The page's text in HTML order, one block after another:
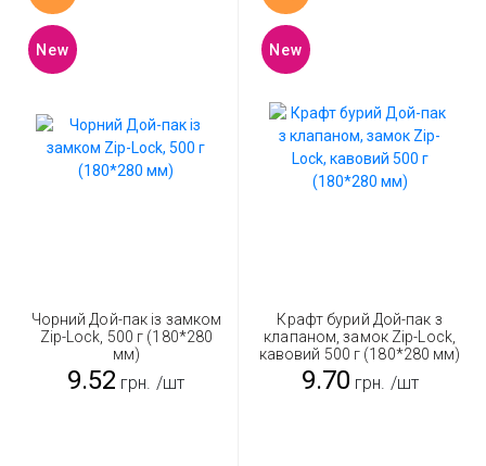
New
Чорний Дой-пак із замком
Zip-Lock, 500 г (180*280
мм)
9.52 грн. /шт
New
Крафт бурий Дой-пак з
клапаном, замок Zip-Lock,
кавовий 500 г (180*280 мм)
9.70 грн. /шт